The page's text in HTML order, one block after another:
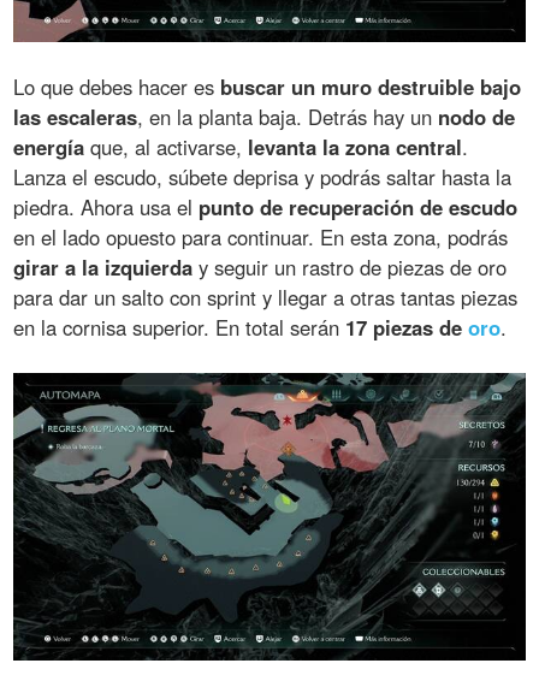
Lo que debes hacer es buscar un muro destruible bajo
las escaleras, en la planta baja. Detrás hay un nodo de
energía que, al activarse, levanta la zona central.
Lanza el escudo, súbete deprisa y podrás saltar hasta la
piedra. Ahora usa el punto de recuperación de escudo
en el lado opuesto para continuar. En esta zona, podrás
girar a la izquierda y seguir un rastro de piezas de oro
para dar un salto con sprint y llegar a otras tantas piezas
en la cornisa superior. En total serán 17 piezas deoro.